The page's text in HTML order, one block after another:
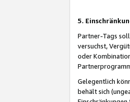
5.
Partner-Tags
versuchst,
oder
Gelegentlich
behält sich